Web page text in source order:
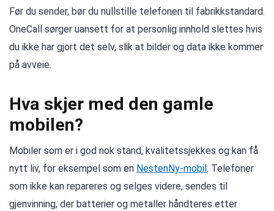
Før du sender, bør du nullstille telefonen til fabrikkstandard.
OneCall sørger uansett for at personlig innhold slettes hvis
du ikke har gjort det selv, slik at bilder og data ikke kommer
på avveie.
Hva skjer med den gamle
mobilen?
Mobiler som er i god nok stand, kvalitetssjekkes og kan få
nytt liv, for eksempel som en NestenNy-mobil . Telefoner
som ikke kan repareres og selges videre, sendes til
gjenvinning, der batterier og metaller håndteres etter